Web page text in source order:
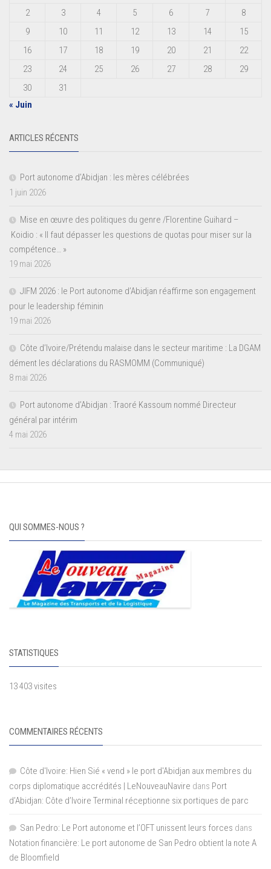
2 3 4 5 6 7
8
9
10 11 12 13 14
15
16
17 18 19 20 21
22
23
24 25 26 27 28
29
30
31
« Juin
ARTICLES RÉCENTS
Port autonome d’Abidjan : les mères célébrées
1 juin 2026
Mise en œuvre des politiques du genre /Florentine Guihard –
Koidio : « Il faut dépasser les questions de quotas pour miser sur la
compétence… »
19 mai 2026
JIFM 2026 : le Port autonome d’Abidjan réaffirme son engagement
pour le leadership féminin
19 mai 2026
Côte d’Ivoire/Prétendu malaise dans le secteur maritime : La DGAM
dément les déclarations du RASMOMM (Communiqué)
8 mai 2026
Port autonome d’Abidjan : Traoré Kassoum nommé Directeur
général par intérim
4 mai 2026
QUI SOMMES-NOUS ?
STATISTIQUES
13 403 visites
COMMENTAIRES RÉCENTS
Côte d'Ivoire: Hien Sié « vend » le port d'Abidjan aux membres du
corps diplomatique accrédités | LeNouveauNavire dans Port
d’Abidjan: Côte d’Ivoire Terminal réceptionne six portiques de parc
San Pedro: Le Port autonome et l’OFT unissent leurs forces dans
Notation financière: Le port autonome de San Pedro obtient la note A
de Bloomfield